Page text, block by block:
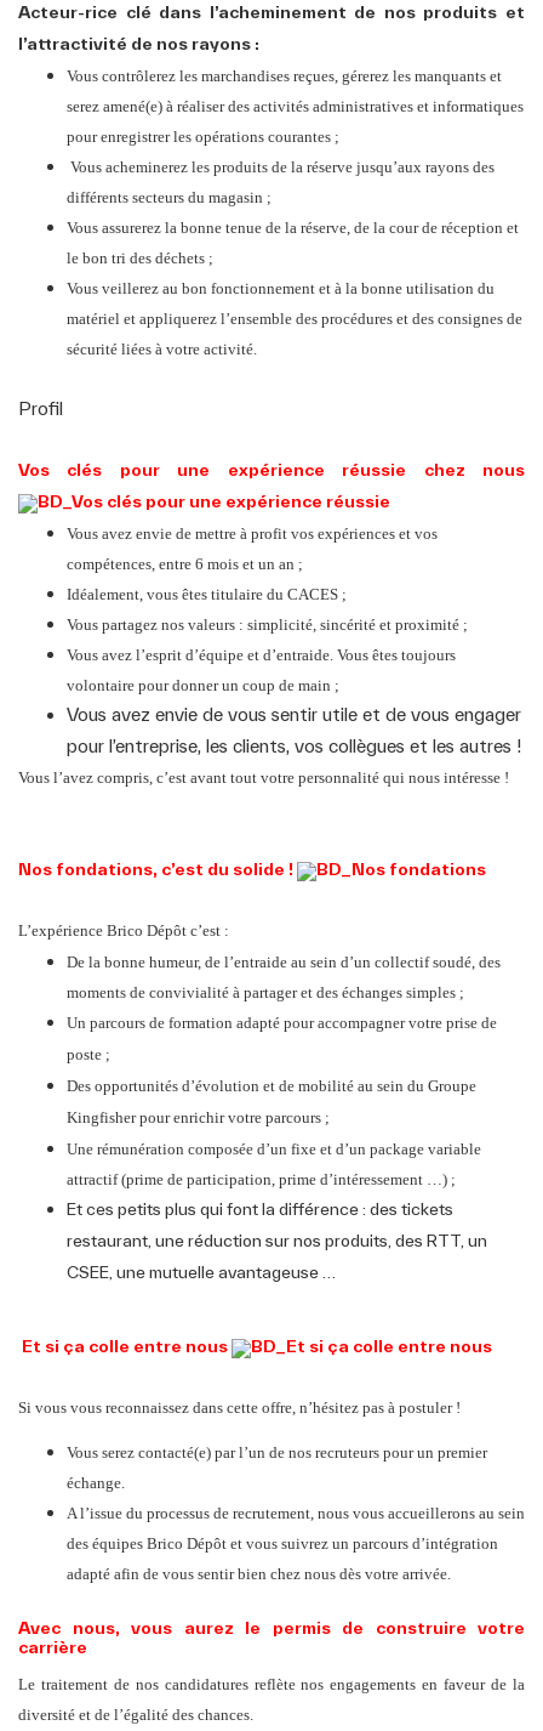
Acteur-rice clé dans l’acheminement de nos produits et
l’attractivité de nos rayons :
Vous contrôlerez les marchandises reçues, gérerez les manquants et
serez amené(e) à réaliser des activités administratives et informatiques
pour enregistrer les opérations courantes ;
Vous acheminerez les produits de la réserve jusqu’aux rayons des
différents secteurs du magasin ;
Vous assurerez la bonne tenue de la réserve, de la cour de réception et
le bon tri des déchets ;
Vous veillerez au bon fonctionnement et à la bonne utilisation du
matériel et appliquerez l’ensemble des procédures et des consignes de
sécurité liées à votre activité.
Profil
Vos clés pour une expérience réussie chez nous
Vous avez envie de mettre à profit vos expériences et vos
compétences, entre 6 mois et un an ;
Idéalement, vous êtes titulaire du CACES ;
Vous partagez nos valeurs : simplicité, sincérité et proximité ;
Vous avez l’esprit d’équipe et d’entraide. Vous êtes toujours
volontaire pour donner un coup de main ;
Vous avez envie de vous sentir utile et de vous engager
pour l’entreprise, les clients, vos collègues et les autres !
Vous l’avez compris, c’est avant tout votre personnalité qui nous intéresse !
Nos fondations, c’est du solide !
L’expérience Brico Dépôt c’est :
De la bonne humeur, de l’entraide au sein d’un collectif soudé, des
moments de convivialité à partager et des échanges simples ;
Un parcours de formation adapté pour accompagner votre prise de
poste ;
Des opportunités d’évolution et de mobilité au sein du Groupe
Kingfisher pour enrichir votre parcours ;
Une rémunération composée d’un fixe et d’un package variable
attractif (prime de participation, prime d’intéressement …) ;
Et ces petits plus qui font la différence : des tickets
restaurant, une réduction sur nos produits, des RTT, un
CSEE, une mutuelle avantageuse …
Et si ça colle entre nous
Si vous vous reconnaissez dans cette offre, n’hésitez pas à postuler !
Vous serez contacté(e) par l’un de nos recruteurs pour un premier
échange.
A l’issue du processus de recrutement, nous vous accueillerons au sein
des équipes Brico Dépôt et vous suivrez un parcours d’intégration
adapté afin de vous sentir bien chez nous dès votre arrivée.
Avec nous, vous aurez le permis de construire️ votre
carrière
Le traitement de nos candidatures reflète nos engagements en faveur de la
diversité et de l’égalité des chances.